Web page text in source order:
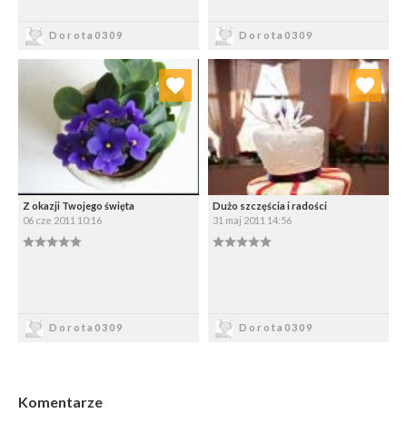
Dorota0309 Dorota0309
Z okazji Twojego święta
06 cze 2011 10:16
0.00/5
Dorota0309
Dodaj do ulubionych
Wybierz listę:
Dużo szczęścia i radości
31 maj 2011 14:56
0.00/5
Dorota0309
Dodaj do ulubionych
Wybierz listę:
Komentarze